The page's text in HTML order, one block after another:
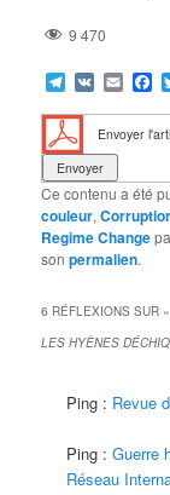
9 470
Telegram
VK
Envoyer
Ce contenu a été
couleur,
Regime Change
sonpermalien.
6 RÉFLEXIONS SUR
LES HYÈNES
Ping : Revue
Ping :Guerre
Réseau